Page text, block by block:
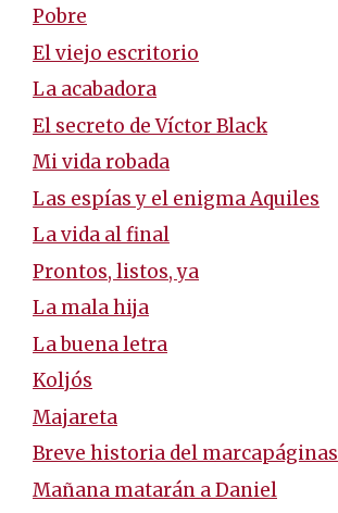
Pobre
El viejo escritorio
La acabadora
El secreto de Víctor Black
Mi vida robada
Las espías y el enigma Aquiles
La vida al final
Prontos, listos, ya
La mala hija
La buena letra
Koljós
Majareta
Breve historia del marcapáginas
Mañana matarán a Daniel